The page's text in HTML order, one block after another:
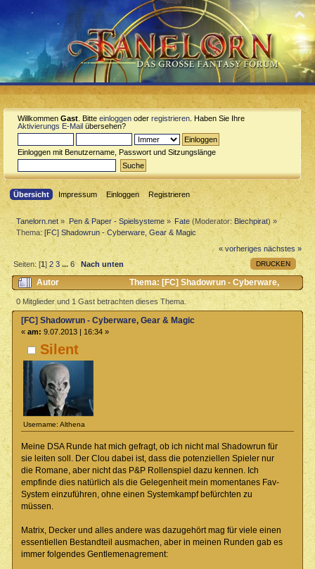
Willkommen Gast . Bitte einloggen oder registrieren . Haben Sie Ihre
Aktivierungs E-Mail übersehen?
Einloggen mit Benutzername, Passwort und Sitzungslänge
Übersicht Impressum Einloggen Registrieren
Tanelorn.net » Pen & Paper - Spielsysteme» Fate (Moderator: Blechpirat) »
Thema:[FC] Shadowrun - Cyberware, Gear & Magic
« vorheriges nächstes »
DRUCKEN
Seiten: [1]2 3 ...6 Nach unten
Autor
Thema: [FC] Shadowrun - Cyberware,
Gear & Magic (Gelesen 42297 mal)
0 Mitglieder und 1 Gast betrachten dieses Thema.
Silent
Username: Althena
[FC] Shadowrun - Cyberware, Gear & Magic
« am: 9.07.2013 | 16:34 »
Meine DSA Runde hat mich gefragt, ob ich nicht mal Shadowrun für
sie leiten soll. Der Clou dabei ist, dass die potenziellen Spieler nur
die Romane, aber nicht das P&P Rollenspiel dazu kennen. Ich
empfinde dies natürlich als die Gelegenheit mein momentanes Fav-
System einzuführen, ohne einen Systemkampf befürchten zu
müssen.
Matrix, Decker und alles andere was dazugehört mag für viele einen
essentiellen Bestandteil ausmachen, aber in meinen Runden gab es
immer folgendes Gentlemenagrement: